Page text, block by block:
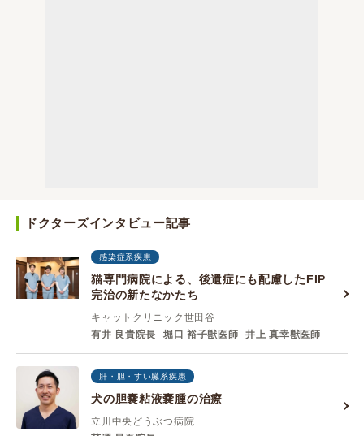
ドクターズインタビュー記事
感染症系疾患
猫専門病院による、後遺症にも配慮したFIP
完治の新たなかたち
キャットクリニック世田谷
有井 良貴院長
堀口 裕子獣医師 井上 真幸獣医師
肝・胆・すい臓系疾患
犬の胆嚢粘液嚢腫の治療
立川中央どうぶつ病院